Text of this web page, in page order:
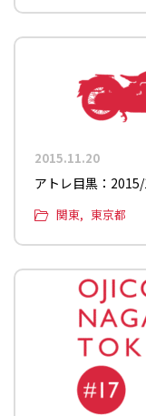
2015.11.20
アトレ目黒：
関東 東京都